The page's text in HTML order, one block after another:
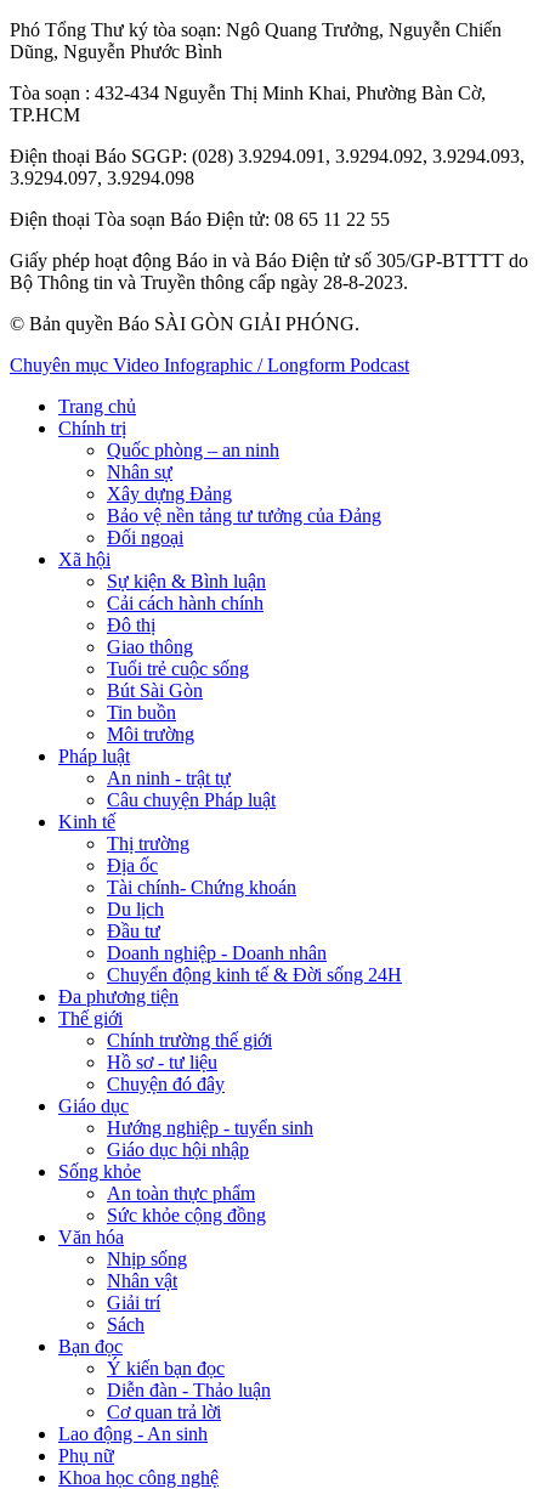
Phó Tổng Thư ký tòa soạn: Ngô Quang Trưởng, Nguyễn Chiến
Dũng, Nguyễn Phước Bình
Tòa soạn : 432-434 Nguyễn Thị Minh Khai, Phường Bàn Cờ,
TP.HCM
Điện thoại Báo SGGP: (028) 3.9294.091, 3.9294.092, 3.9294.093,
3.9294.097, 3.9294.098
Điện thoại Tòa soạn Báo Điện tử: 08 65 11 22 55
Giấy phép hoạt động Báo in và Báo Điện tử số 305/GP-BTTTT do
Bộ Thông tin và Truyền thông cấp ngày 28-8-2023.
© Bản quyền Báo SÀI GÒN GIẢI PHÓNG.
Chuyên mục Video Infographic / Longform Podcast
Trang chủ
Chính trị
Quốc phòng – an ninh
Nhân sự
Xây dựng Đảng
Bảo vệ nền tảng tư tưởng của Đảng
Đối ngoại
Xã hội
Sự kiện & Bình luận
Cải cách hành chính
Đô thị
Giao thông
Tuổi trẻ cuộc sống
Bút Sài Gòn
Tin buồn
Môi trường
Pháp luật
An ninh - trật tự
Câu chuyện Pháp luật
Kinh tế
Thị trường
Địa ốc
Tài chính- Chứng khoán
Du lịch
Đầu tư
Doanh nghiệp - Doanh nhân
Chuyển động kinh tế & Đời sống 24H
Đa phương tiện
Thế giới
Chính trường thế giới
Hồ sơ - tư liệu
Chuyện đó đây
Giáo dục
Hướng nghiệp - tuyển sinh
Giáo dục hội nhập
Sống khỏe
An toàn thực phẩm
Sức khỏe cộng đồng
Văn hóa
Nhịp sống
Nhân vật
Giải trí
Sách
Bạn đọc
Ý kiến bạn đọc
Diễn đàn - Thảo luận
Cơ quan trả lời
Lao động - An sinh
Phụ nữ
Khoa học công nghệ